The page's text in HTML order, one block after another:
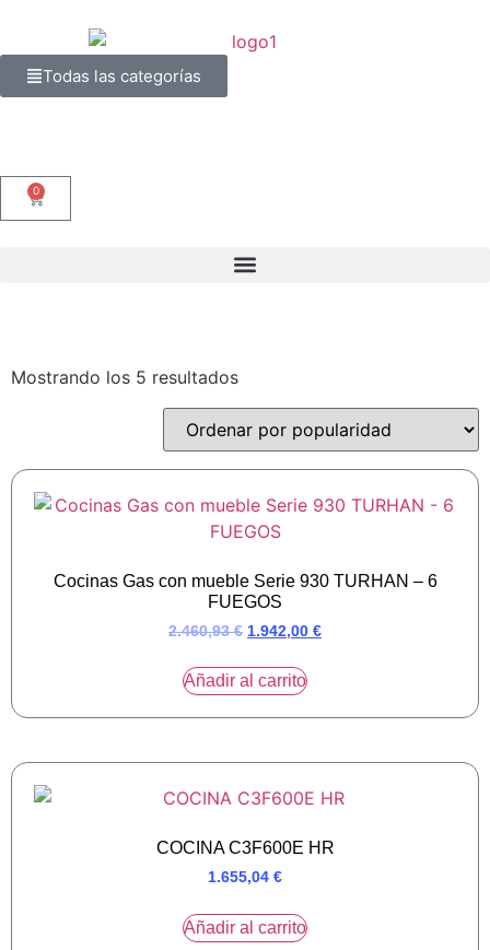
Todas las categorías
0
Mostrando los 5 resultados
Cocinas Gas con mueble Serie 930 TURHAN – 6
FUEGOS
2.460,93€ 1.942,00 €
Añadir al carrito
COCINA C3F600E HR
1.655,04 €
Añadir al carrito